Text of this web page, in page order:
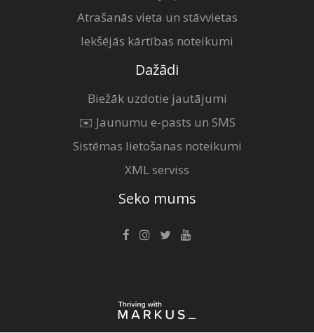
Atrašanās vieta un stāvvietas
Iekšējās kārtības noteikumi
Dažādi
Biežāk uzdotie jautājumi
✉️ Jaunumu e-pasts un SMS
Sistēmas lietošanas noteikumi
XML serviss
Seko mums